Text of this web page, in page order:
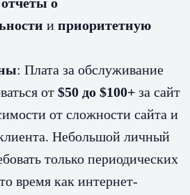
о
и приоритетную
: Плата за обслуживание
от $50 до $100+ за сайт
от сложности сайта и
Небольшой личный
только периодических
время как интернет-